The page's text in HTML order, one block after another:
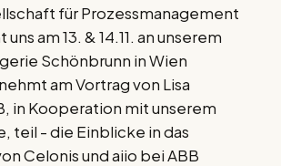
für Prozessmanagement
am 13. & 14.11. an unserem
Schönbrunn in Wien
am Vortrag von Lisa
in Kooperation mit unserem
teil - die Einblicke in das
Celonis und aiio bei ABB